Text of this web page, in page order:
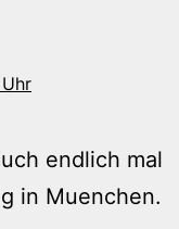
endlich mal
in Muenchen.